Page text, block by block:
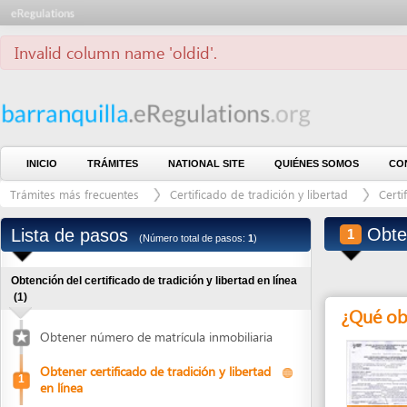
Invalid column name 'oldid'.
INICIO TRÁMITES NATIONAL SITE QUIÉNES SOMOS
Lista de pasos (Número total de pasos:1)
Obtención del certificado de tradición y libertad en línea
1
Obtener certificado de tradición y libertad
Obtener
Certificado de
tradición y